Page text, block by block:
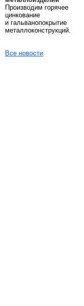
Производим горячее
цинкование
и гальванопокрытие
металлоконструкций.
Все новости